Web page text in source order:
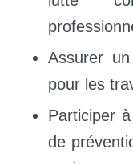
Assurer
pour les
Participer
de